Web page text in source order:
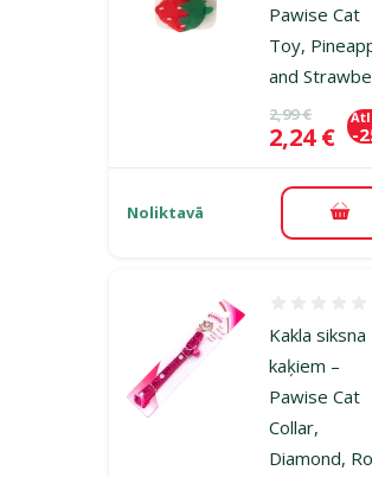
Pawise Cat
Toy,
and
Oriģinālā
2,99 €
Cena
2,24 € -
Noliktavā
Kakla siksna
kaķiem –
Pawise Cat
Collar,
Diamond,